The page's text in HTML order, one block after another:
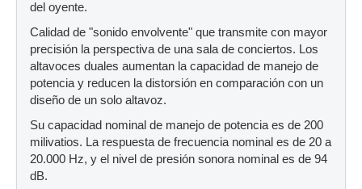
del oyente.
Calidad de "sonido envolvente" que transmite con mayor
precisión la perspectiva de una sala de conciertos. Los
altavoces duales aumentan la capacidad de manejo de
potencia y reducen la distorsión en comparación con un
diseño de un solo altavoz.
Su capacidad nominal de manejo de potencia es de 200
milivatios. La respuesta de frecuencia nominal es de 20 a
20.000 Hz, y el nivel de presión sonora nominal es de 94
dB.